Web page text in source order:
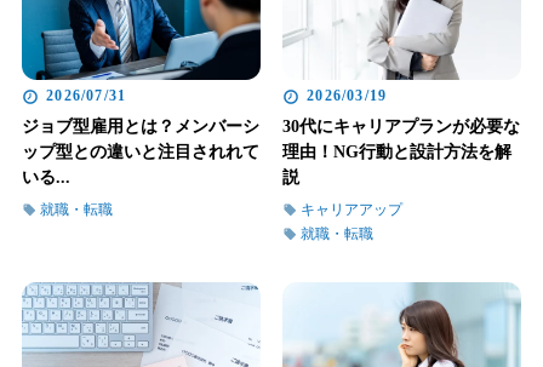
2026/07/31
ジョブ型雇用とは？メンバーシ
ップ型との違いと注目されれて
いる...
就職・転職
2026/03/19
30代にキャリアプランが必要な
理由！NG行動と設計方法を解
説
キャリアアップ
就職・転職